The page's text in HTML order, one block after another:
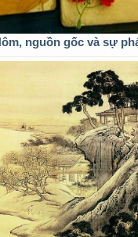
nguồn gốc và sự